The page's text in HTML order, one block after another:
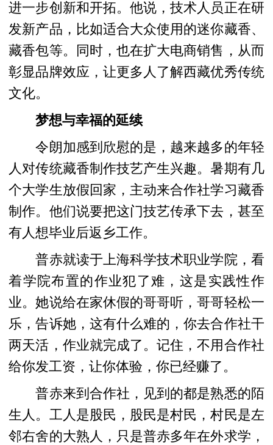
进一步创新和开拓。他说，技术人员正在研
发新产品，比如适合大众使用的迷你藏香、
藏香包等。同时，也在扩大电商销售，从而
彰显品牌效应，让更多人了解西藏优秀传统
文化。
梦想与幸福的延续
令朗加感到欣慰的是，越来越多的年轻
人对传统藏香制作技艺产生兴趣。暑期有几
个大学生放假回家，主动来合作社学习藏香
制作。他们说要把这门技艺传承下去，甚至
有人想毕业后返乡工作。
普赤就读于上海科学技术职业学院，看
着学院布置的作业犯了难，这是实践性作
业。她说给在家休假的哥哥听，哥哥轻松一
乐，告诉她，这有什么难的，你去合作社干
两天活，作业就完成了。记住，不用合作社
给你发工资，让你体验，你已经赚了。
普赤来到合作社，见到的都是熟悉的陌
生人。工人是股民，股民是村民，村民是左
邻右舍的大熟人，只是普赤多年在外求学，